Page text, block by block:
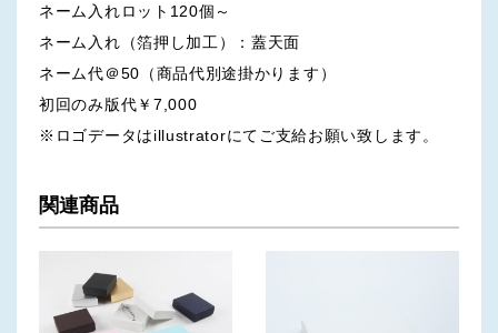
ネーム入れロット120個～
ネーム入れ（箔押し加工）：蓋天面
ネーム代＠50（商品代別途掛かります）
初回のみ版代￥7,000
※ロゴデータはillustratorにてご支給お願い致します。
関連商品